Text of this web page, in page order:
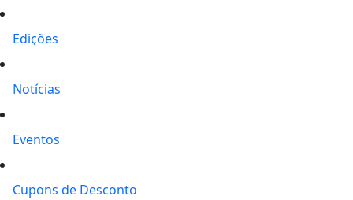
Edições
Notícias
Eventos
Cupons de Desconto